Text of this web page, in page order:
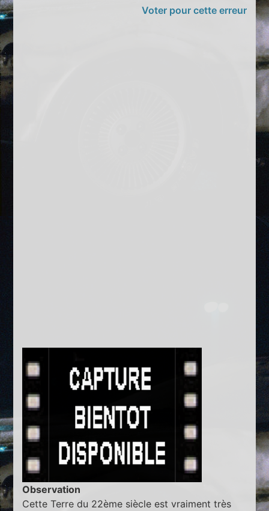
Voter pour cette erreur
Observation
Cette Terre du 22ème siècle est vraiment très